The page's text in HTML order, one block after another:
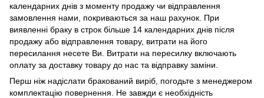
календарних днів з моменту продажу чи відправлення
замовлення нами, покриваються за наш рахунок. При
виявленні браку в строк більше 14 календарних днів після
продажу або відправлення товару, витрати на його
пересилання несете Ви. Витрати на пересилку включають
оплату за доставку товару до нас та відправку заміни.
Перш ніж надіслати бракований виріб, погодьте з менеджером
комплектацію повернення. Не завжди є необхідність